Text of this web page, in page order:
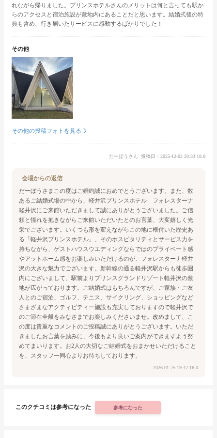
れながら帰りました。プリンスホテルさんのメリットは何と言っても駅か
らのアクセスと宿泊施設が敷地内にあることだと思います。結婚式後の特
典も含め、行き届いたサービスに感動するばかりでした！
その他
その他の投稿フォトを見る
だーぼうさん 投稿日：2025-12-02 20:33:18.0
会場からの返信
だーぼうさま この度はご婚約誠におめでとうございます。
また、数
あるご結婚式場の中から、軽井沢プリンスホテル フォレスターナ
軽井沢にご来館いただきまして誠にありがとうございました。 ご信
頼と憧れを抱きながらご来館いただいたとのお言葉、大変嬉しく光
栄でございます。いくつも形を変えながらこの地に根付いた歴史あ
る「軽井沢プリンスホテル」、そのホスピタリティとサービス力を
持ちながら、ゲストハウスウエディングならではのプライベート感
やアットホーム感をお楽しみいただけるのが、フォレスターナ軽井
沢の大きな魅力でございます。新幹線の通る軽井沢駅からも徒歩圏
内にございまして、駅前よりプリンスグランドリゾート軽井沢の敷
地が広がっております。ご結婚式はもちろんですが、ご家族・ご友
人とのご宿泊、ゴルフ、テニス、サイクリング、ショッピングなど
さまざまなアクティビティー施設も充実しておりますので軽井沢で
のご滞在全般をみなさまでお楽しみくださいませ。 改めまして、こ
の度は貴重なコメントのご投稿誠にありがとうございます。 いただ
きましたお言葉を励みに、今後もより良いご案内ができますよう努
めてまいります。 お2人の大切なご結婚式をおまかせいただけること
を、スタッフ一同心よりお待ちしております。
2026-01-25 19:42:16.0
このクチコミは参考になった 参考になった